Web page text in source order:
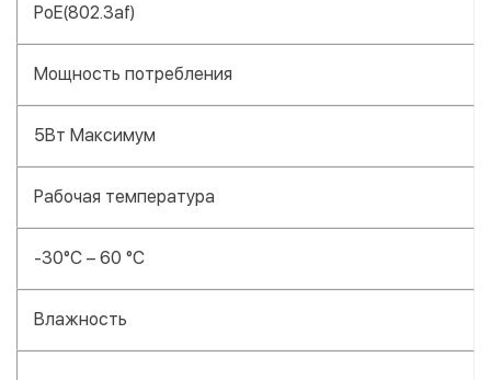
PoE(802.3af)
Мощность потребления
5Вт Максимум
Рабочая температура
-30°C – 60 °C
Влажность